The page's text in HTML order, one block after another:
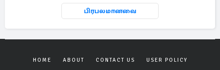
பிரபலமானவை
HOME ABOUT CONTACT US USER POLICY